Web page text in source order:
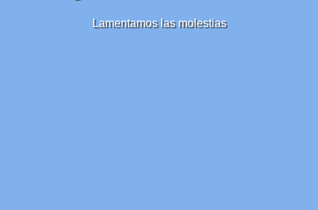
Lamentamos las molestias